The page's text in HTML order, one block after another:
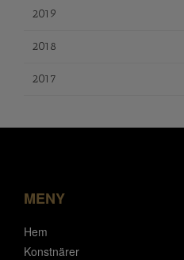
2019
2018
2017
MENY
Hem
Konstnärer